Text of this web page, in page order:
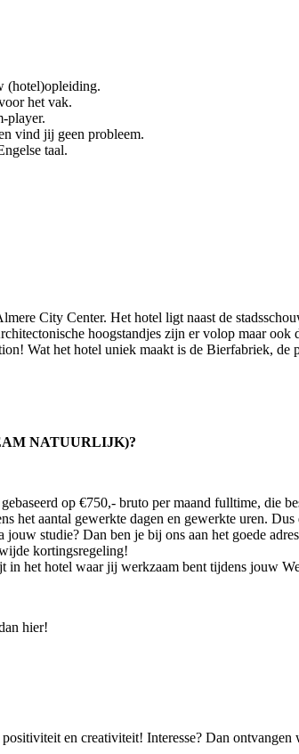
(hotel)opleiding.
het vak.
player.
vind jij geen probleem.
taal.
City Center. Het hotel ligt naast de
hoogstandjes zijn er volop maar
Wat het hotel uniek maakt is de Bierfabriek,
NATUURLIJK)?
op €750,- bruto per maand fulltime, die
het aantal gewerkte dagen en gewerkte uren.
studie? Dan ben je bij ons aan het goede
kortingsregeling!
in het hotel waar jij werkzaam bent tijdens jouw
hier!
en creativiteit! Interesse? Dan